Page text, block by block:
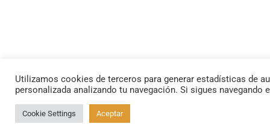
By using this site, you agree to thePrivacy Policy
Utilizamos cookies de terceros para generar estadísticas de
personalizada analizando tu navegación. Si sigues navegando
Cookie Settings Aceptar